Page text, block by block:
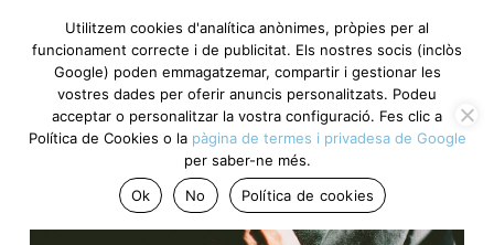
Utilitzem cookies d'analítica anònimes, pròpies per al
funcionament correcte i de publicitat. Els nostres socis (inclòs
Google) poden emmagatzemar, compartir i gestionar les
vostres dades per oferir anuncis personalitzats. Podeu
acceptar o personalitzar la vostra configuració. Fes clic a
Política de Cookies o la pàgina de termes i privadesa de Google
per saber-ne més.
Ok
No Política de cookies